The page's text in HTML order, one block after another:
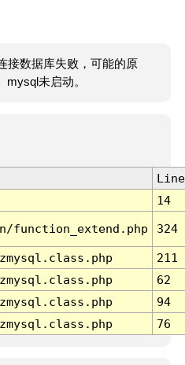
接数据库失败，可能的原
mysql未启动。
Line
14
function_extend.php 324
211
62
94
76